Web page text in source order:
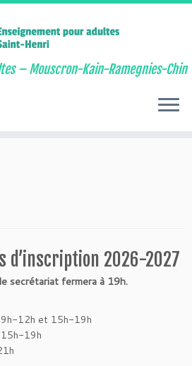
– Mouscron-Kain-Ramegnies-Chin
d’inscription 2026-2027
secrétariat fermera à 19h.
12h et 15h-19h
19h